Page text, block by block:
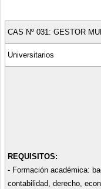
CAS Nº 031: GESTOR
Universitarios
REQUISITOS:
- Formación académica:
contabilidad, derecho,